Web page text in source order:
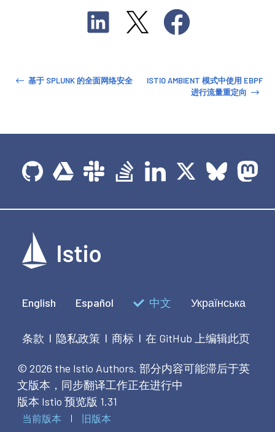
基于 SPLUNK 的全面网络安全
ISTIO AMBIENT 模式中使用 EBPF
进行流量重定向
English Español 中文 Українська
条款 | 隐私政策 | 商标 | 在 GitHub 上编辑此页
© 2026 the Istio Authors. 部分内容可能滞后于英
文版本，同步翻译工作正在进行中
版本 Istio 预览版 1.31
当前版本 旧版本